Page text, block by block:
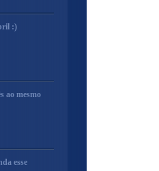
:)
ao mesmo
esse